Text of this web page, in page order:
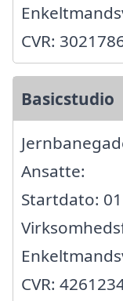
CVR:
Basicstudio
Ansatte:
Startdato:
CVR: